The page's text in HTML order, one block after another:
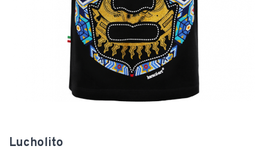
Lucholito